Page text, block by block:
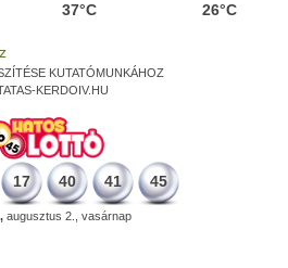
37°C 26°C
KUTATÓMUNKÁHOZ
KERDOIV.HU
17 40 41 45
augusztus 2., vasárnap